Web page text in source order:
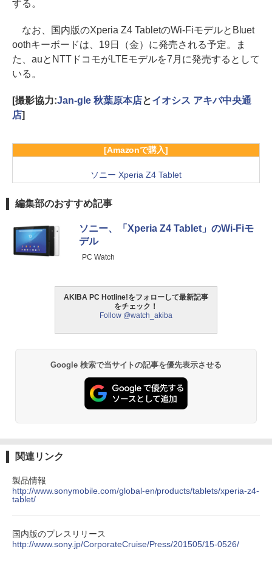
する。
なお、国内版のXperia Z4 TabletのWi-FiモデルとBluet
oothキーボードは、19日（金）に発売される予定。ま
た、auとNTTドコモがLTEモデルを7月に発売するとして
いる。
[撮影協力:Jan-gle 秋葉原本店とイオシス アキバ中央通
店]
[Amazonで購入]
ソニー Xperia Z4 Tablet
編集部のおすすめ記事
ソニー、「Xperia Z4 Tablet」のWi-Fiモ
デル
PC Watch
AKIBA PC Hotline!をフォローして最新記事
をチェック！
Follow @watch_akiba
Google 検索で当サイトの記事を優先表示させる
関連リンク
製品情報
http://www.sonymobile.com/global-en/products/tablets/xperia-z4-
tablet/
国内版のプレスリリース
http://www.sony.jp/CorporateCruise/Press/201505/15-0526/